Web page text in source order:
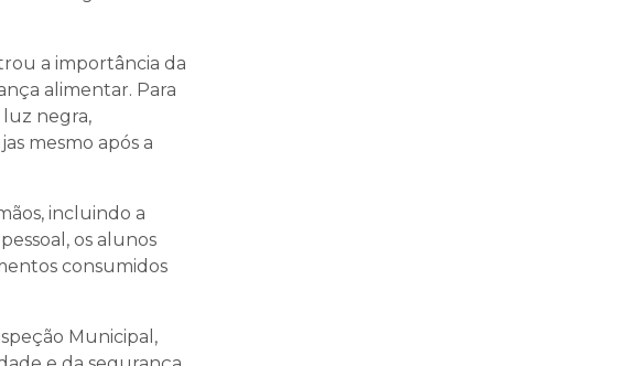
a importância da
alimentar. Para
negra,
mesmo após a
incluindo a
os alunos
consumidos
Municipal,